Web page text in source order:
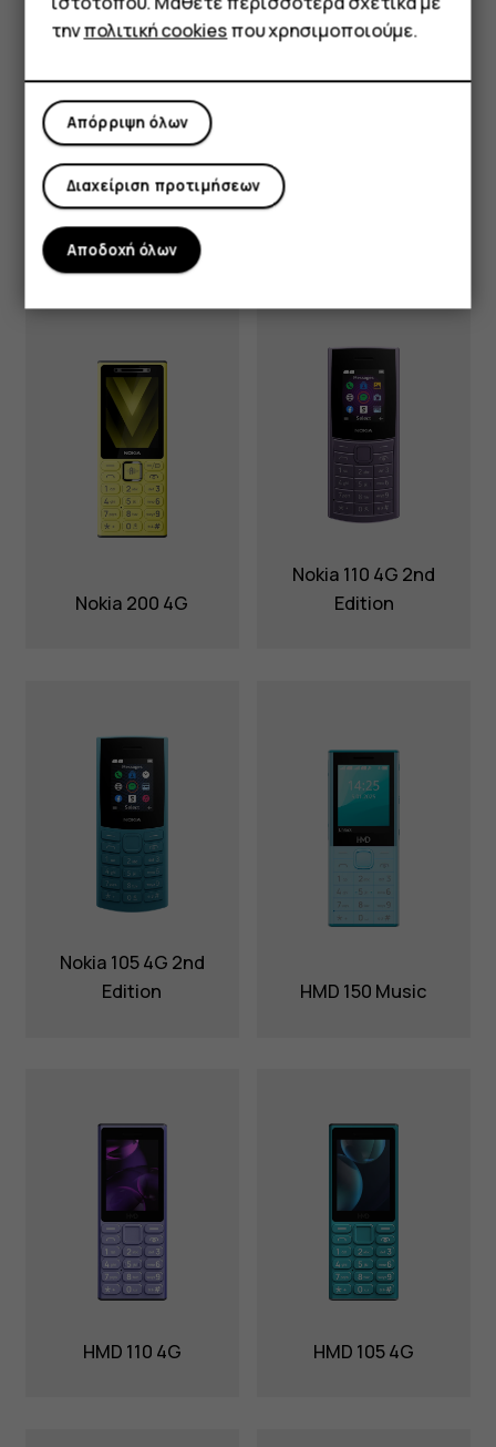
Nokia 215 4G 2nd
Edition
Nokia 200 4G
Nokia 110 4G 2nd
Edition
Nokia 105 4G 2nd
Edition
HMD 150 Music
HMD 110 4G HMD 105 4G
τηνπολιτική cookiesπου χρησιμοποιούμε.
Απόρριψη όλων
Διαχείριση προτιμήσεων
Αποδοχή όλων